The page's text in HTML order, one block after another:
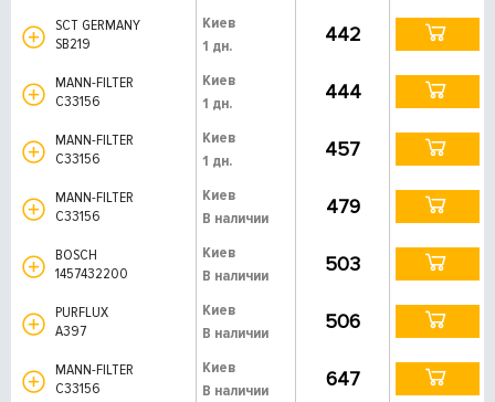
SCT GERMANY
SB219
Киев
1 дн.
442
MANN-FILTER
C33156
Киев
1 дн.
444
MANN-FILTER
C33156
Киев
1 дн.
457
MANN-FILTER
C33156
Киев
В наличии
479
BOSCH
1457432200
Киев
В наличии
503
PURFLUX
A397
Киев
В наличии
506
MANN-FILTER
C33156
Киев
В наличии
647